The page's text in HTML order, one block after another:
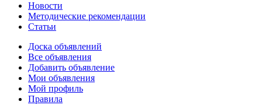
Новости
Методические рекомендации
Статьи
Доска объявлений
Все объявления
Добавить объявление
Мои объявления
Мой профиль
Правила